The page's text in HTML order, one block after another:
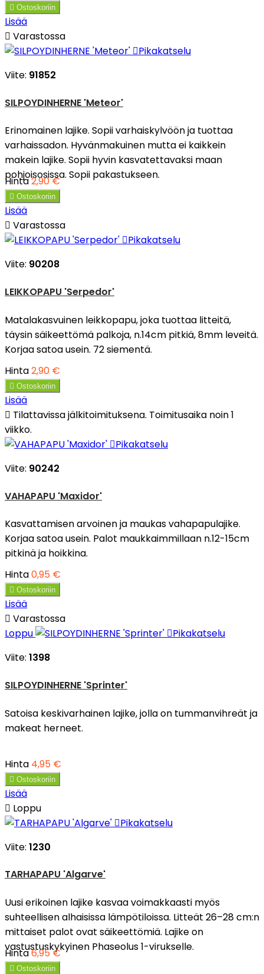
 Ostoskoriin
Lisää
 Varastossa
Pikakatselu
Viite: 91852
SILPOYDINHERNE 'Meteor'
Erinomainen lajike. Sopii varhaiskylvöön ja tuottaa
varhaissadon. Hyvänmakuinen mutta ei kaikkein
makein lajike. Sopii hyvin kasvatettavaksi maan
pohjoisosissa. Sopii pakastukseen.
Hinta2,90 €
 Ostoskoriin
Lisää
 Varastossa
Pikakatselu
Viite: 90208
LEIKKOPAPU 'Serpedor'
Matalakasvuinen leikkopapu, joka tuottaa litteitä,
täysin säikeettömä palkoja, n.14cm pitkiä, 8mm leveitä.
Korjaa satoa usein. 72 siementä.
Hinta2,90 €
 Ostoskoriin
Lisää
 Tilattavissa jälkitoimituksena. Toimitusaika noin 1
viikko.
Pikakatselu
Viite: 90242
VAHAPAPU 'Maxidor'
Kasvattamisen arvoinen ja maukas vahapapulajike.
Korjaa satoa usein. Palot maukkaimmillaan n.12-15cm
pitkinä ja hoikkina.
Hinta0,95 €
 Ostoskoriin
Lisää
 Varastossa
Loppu
Pikakatselu
Viite: 1398
SILPOYDINHERNE 'Sprinter'
Satoisa keskivarhainen lajike, jolla on tummanvihreät ja
makeat herneet.
Hinta 4,95 €
 Ostoskoriin
Lisää
 Loppu
Pikakatselu
Viite: 1230
TARHAPAPU 'Algarve'
Uusi erikoinen lajike kasvaa voimakkaasti myös
suhteellisen alhaisissa lämpötiloissa. Litteät 26–28 cm:n
mittaiset palot ovat säikeettömiä. Lajike on
vastustuskykyinen Phaseolus 1-virukselle.
Hinta6,95 €
 Ostoskoriin